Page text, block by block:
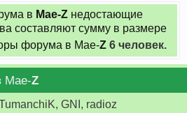
в Мае-Zнедостающие
составляют сумму в размере
форума в Мае-Z 6 человек.
Мае-Z
GNI, radioz